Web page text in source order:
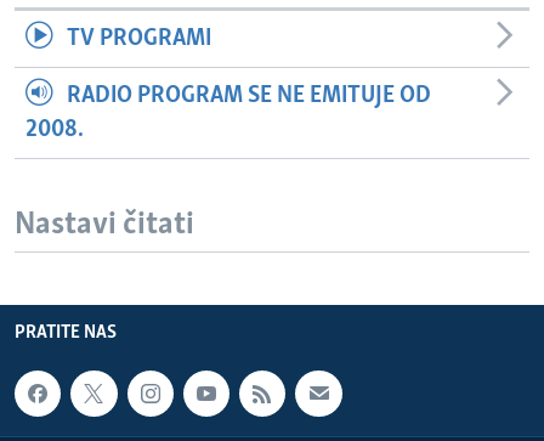
TV PROGRAMI
RADIO PROGRAM SE NE EMITUJE OD
2008.
Nastavi čitati
PRATITE NAS